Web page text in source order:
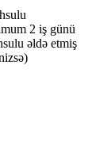
2 iş günü
əldə etmiş